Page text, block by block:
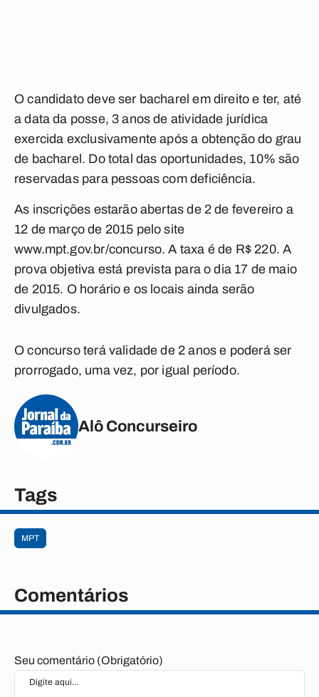
O candidato deve ser bacharel em direito e ter, até
a data da posse, 3 anos de atividade jurídica
exercida exclusivamente após a obtenção do grau
de bacharel. Do total das oportunidades, 10% são
reservadas para pessoas com deficiência.
As inscrições estarão abertas de 2 de fevereiro a
12 de março de 2015 pelo site
www.mpt.gov.br/concurso. A taxa é de R$ 220. A
prova objetiva está prevista para o dia 17 de maio
de 2015. O horário e os locais ainda serão
divulgados.
O concurso terá validade de 2 anos e poderá ser
prorrogado, uma vez, por igual período.
Alô Concurseiro
Tags
MPT
Comentários
Seu comentário (Obrigatório)